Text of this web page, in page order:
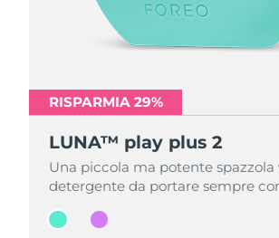
RISPARMIA 29%
LUNA™ play plus 2
Una piccola ma potente spazzola
detergente da portare sempre
RISPARMIA 29%
LUNA™ play plus 2
Una piccola ma potente spazzola
detergente da portare sempre